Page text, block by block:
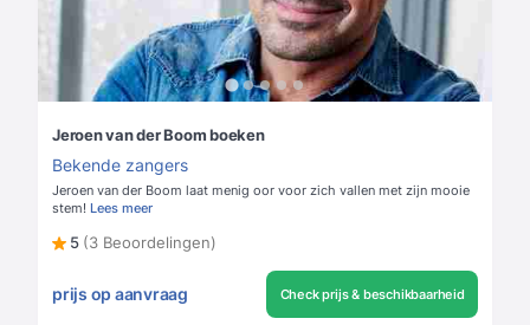
Jeroen van der Boom boeken
Bekende zangers
Jeroen van der Boom laat menig oor voor zich vallen met zijn mooie
stem! Lees meer
5 (3 Beoordelingen)
prijs op aanvraag Check prijs & beschikbaarheid